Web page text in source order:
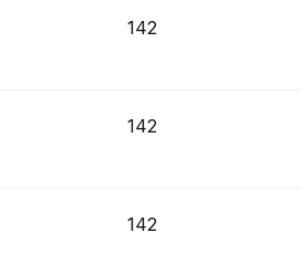
142
142
142